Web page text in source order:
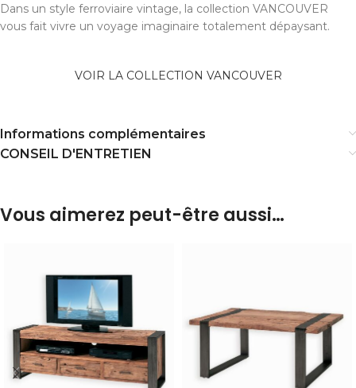
Dans un style ferroviaire vintage, la collection VANCOUVER
vous fait vivre un voyage imaginaire totalement dépaysant.
VOIR LA COLLECTION VANCOUVER
Informations complémentaires
CONSEIL D'ENTRETIEN
Vous aimerez peut-être aussi…